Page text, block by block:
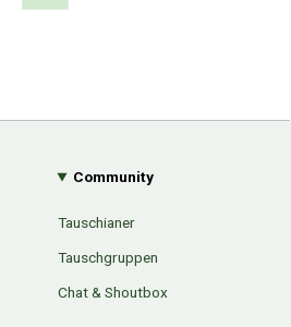
TwitterÜber Tauschbu↔de
Community
Tauschianer
Tauschgruppen
Chat & Shoutbox